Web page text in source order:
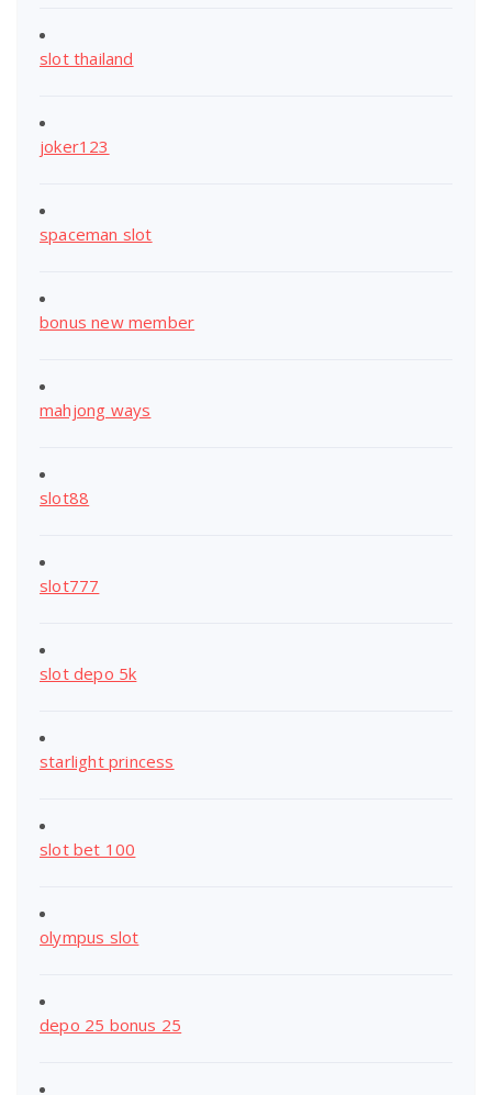
slot thailand
joker123
spaceman slot
bonus new member
mahjong ways
slot88
slot777
slot depo 5k
starlight princess
slot bet 100
olympus slot
depo 25 bonus 25